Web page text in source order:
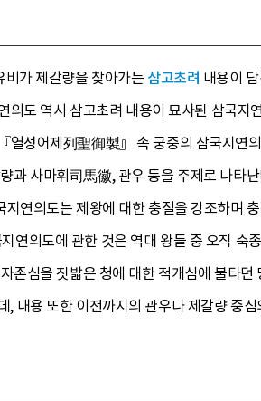
가 제갈량을 찾아가는 삼고초려 내용이
도 역시 삼고초려 내용이 묘사된 삼국지
열성어제列聖御製』 속 궁중의 삼국지연
과 사마휘司馬徽, 관우 등을 주제로 나타
연의도는 제왕에 대한 충절을 강조하며
연의도에 관한 것은 역대 왕들 중 오직 숙
존심을 짓밟은 청에 대한 적개심에 불타
, 내용 또한 이전까지의 관우나 제갈량 중